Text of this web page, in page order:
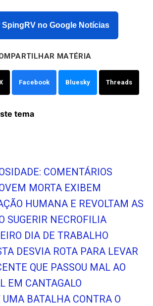
SpingRV no Google Notícias
MATÉRIA
Facebook Bluesky Threads
tema
COMENTÁRIOS
MORTA EXIBEM
HUMANA E REVOLTAM AS
SUGERIR NECROFILIA
DIA DE TRABALHO
DESVIA ROTA PARA LEVAR
QUE PASSOU MAL AO
EM CANTAGALO
UMA BATALHA CONTRA O